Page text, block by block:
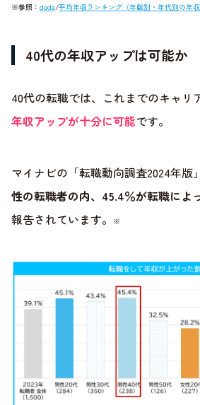
※参照： doda/平均年収ランキング（年齢別・年代別の年収
40代の年収アップは可能か
40代の転職では、これまでのキャリ
年収アップが十分に可能です。
マイナビの「転職動向調査2024年版
性の転職者の内、45.4％が転職によ
報告されています。
※